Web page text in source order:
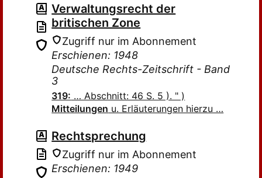
Verwaltungsrecht der
britischen Zone
Zugriff nur im Abonnement
Erschienen: 1948
Deutsche Rechts-Zeitschrift - Band
3
319: … Abschnitt: 46 S. 5 ). " )
Mitteilungen u. Erläuterungen hierzu …
Rechtsprechung
Zugriff nur im Abonnement
Erschienen: 1949